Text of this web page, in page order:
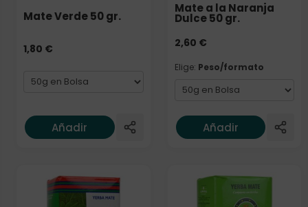
Mate Verde 50 gr.
1,80 €
Añadir
Mate a la Naranja
Dulce 50 gr.
2,60 €
Elige: Peso/formato
Añadir